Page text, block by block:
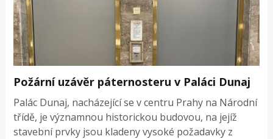
Požární uzávěr páternosteru v Paláci Dunaj
Palác Dunaj, nacházející se v centru Prahy na Národní
třídě, je významnou historickou budovou, na jejíž
stavební prvky jsou kladeny vysoké požadavky z